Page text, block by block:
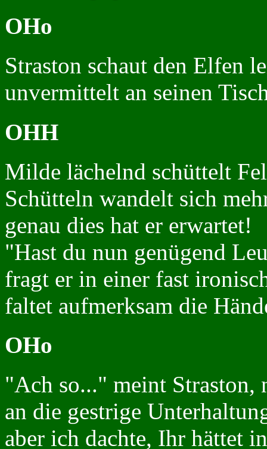
OHo
Straston schaut den Elfen
unvermittelt an seinen
OHH
Milde lächelnd schüttelt
Schütteln wandelt sich
genau dies hat er erwartet!
"Hast du nun genügend
fragt er in einer fast
faltet aufmerksam die
OHo
"Ach so..." meint Straston,
an die gestrige
aber ich dachte, Ihr hättet